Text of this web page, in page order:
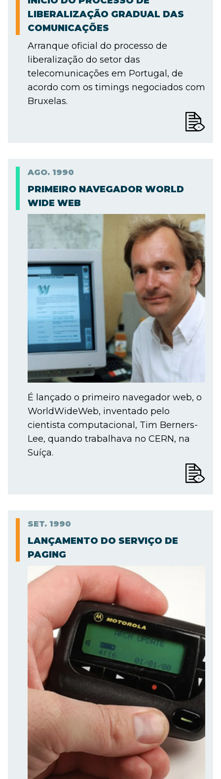
LIBERALIZAÇÃO GRADUAL DAS
COMUNICAÇÕES
Arranque oficial do processo de
liberalização do setor das
telecomunicações em Portugal, de
acordo com os timings negociados com
Bruxelas.
AGO. 1990
PRIMEIRO NAVEGADOR WORLD
WIDE WEB
É lançado o primeiro navegador web, o
WorldWideWeb, inventado pelo
cientista computacional, Tim Berners-
Lee, quando trabalhava no CERN, na
Suíça.
SET. 1990
LANÇAMENTO DO SERVIÇO DE
PAGING